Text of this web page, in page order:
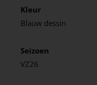
Kleur
Blauw dessin
Seizoen
VZ26